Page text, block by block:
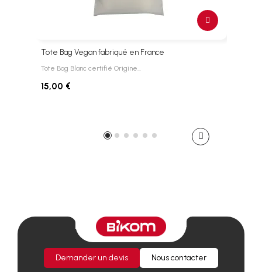
Tote Bag Vegan fabriqué en France
Tote Bag Blanc certifié Origine…
15,00 €
Demander un devis Nous contacter